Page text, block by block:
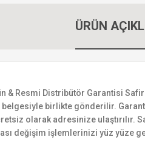
ÜRÜN
& Resmi Distribütör Garantisi
birlikte gönderilir.
olarak adresinize ulaştırılır.
değişim işlemlerinizi yüz yüze